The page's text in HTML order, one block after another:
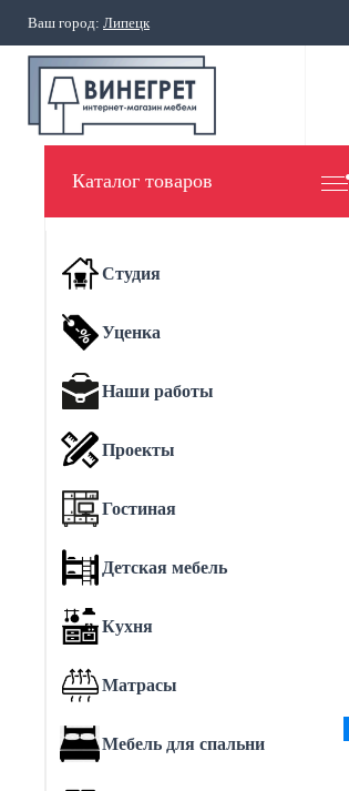
Ваш город: Липецк
Каталог товаров
Студия
Уценка
Наши работы
Проекты
Гостиная
Детская мебель
Кухня
Матрасы
Мебель для спальни